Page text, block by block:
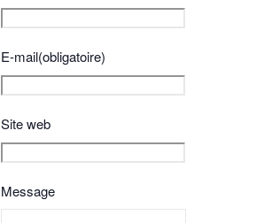
Nom(obligatoire)
E-mail(obligatoire)
Site web